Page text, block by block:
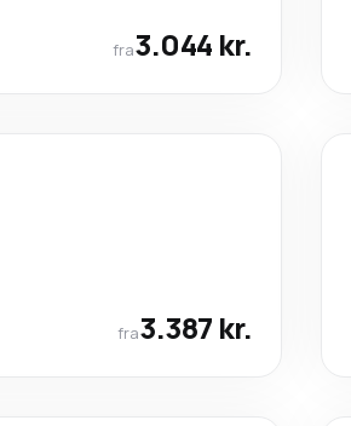
fra3.044 kr.
fra3.387 kr.